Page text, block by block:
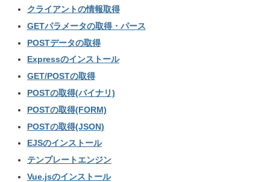
クライアントの情報取得
GETパラメータの取得・パース
POSTデータの取得
Expressのインストール
GET/POSTの取得
POSTの取得(バイナリ)
POSTの取得(FORM)
POSTの取得(JSON)
EJSのインストール
テンプレートエンジン
Vue.jsのインストール